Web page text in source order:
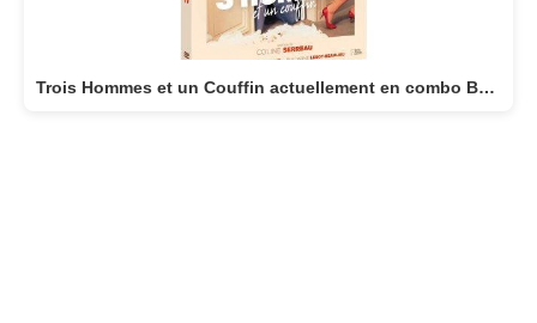
Trois Hommes et un Couffin actuellement en combo BLU-RAY/DVD